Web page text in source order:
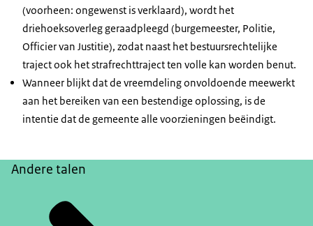
(voorheen: ongewenst is verklaard), wordt het
driehoeksoverleg geraadpleegd (burgemeester, Politie,
Officier van Justitie), zodat naast het bestuursrechtelijke
traject ook het strafrechttraject ten volle kan worden benut.
Wanneer blijkt dat de vreemdeling onvoldoende meewerkt
aan het bereiken van een bestendige oplossing, is de
intentie dat de gemeente alle voorzieningen beëindigt.
Andere talen